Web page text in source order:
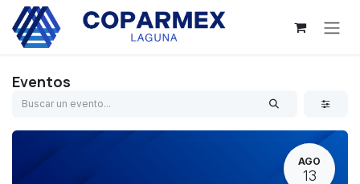
Ir al contenido
Eventos
AGO
13